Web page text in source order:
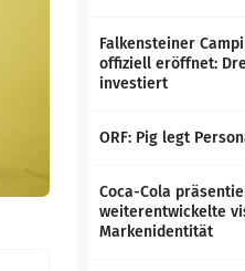
Falkensteiner
offiziell eröffnet:
investiert
ORF: Pig legt
Coca-Cola
weiterentwickelte
Markenidentität